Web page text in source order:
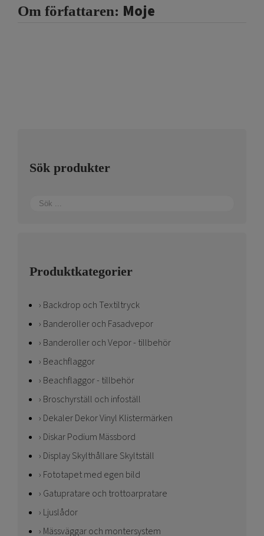
Om författaren: Moje
Sök produkter
Produktkategorier
Backdrop och Textiltryck
Banderoller och Fasadvepor
Banderoller och Vepor - tillbehör
Beachflaggor
Beachflaggor - tillbehör
Broschyrställ och infoställ
Dekaler Dekor Vinyl Klistermärken
Diskar Podium Mässbord
Display Skylthållare Skyltställ
Fototapet med egen bild
Gatupratare och trottoarpratare
Ljuslådor
Mässväggar och montersystem